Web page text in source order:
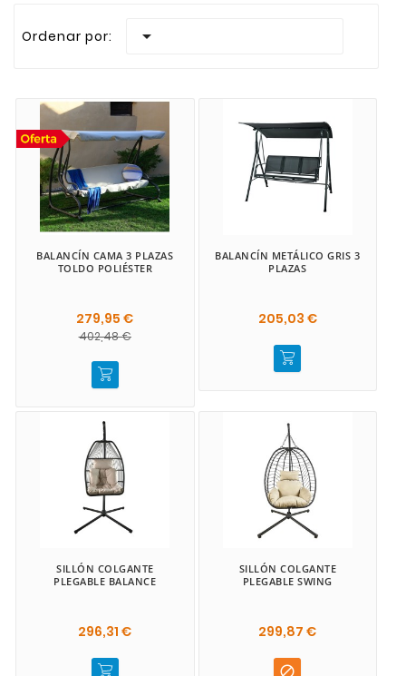
Ordenar por:

BALANCÍN CAMA 3 PLAZAS
TOLDO POLIÉSTER
279,95 €
402,48 €
BALANCÍN METÁLICO GRIS 3
PLAZAS
205,03 €
SILLÓN COLGANTE
PLEGABLE BALANCE
296,31 €
SILLÓN COLGANTE
PLEGABLE SWING
299,87 €
